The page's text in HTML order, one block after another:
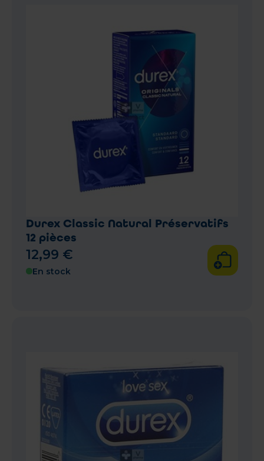
Durex Classic Natural Préservatifs
12 pièces
12,99 €
En stock